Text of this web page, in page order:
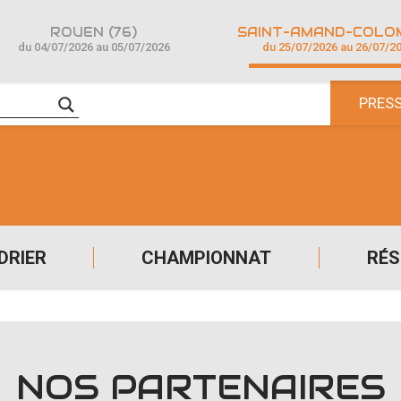
CHAMPIONNAT
ROUEN (76)
du 04/07/2026 au 05/07/2026 du 25/07/2026 au 26/07/
NOS PARTENAIRES